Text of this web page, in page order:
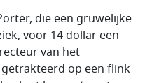
die een gruwelijke
voor 14 dollar een
van het
op een flink